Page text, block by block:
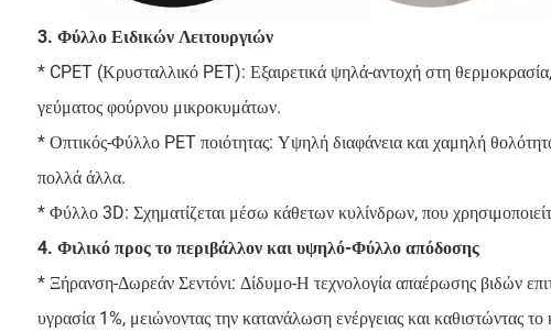
3. Φύλλο Ειδικών Λειτουργιών
* CPET (Κρυσταλλικό PET): Εξαιρετικά ψηλά-αντοχή στη
γεύματος φούρνου μικροκυμάτων.
* Οπτικός-Φύλλο PET ποιότητας: Υψηλή διαφάνεια και χαμηλή
πολλά άλλα.
* Φύλλο 3D: Σχηματίζεται μέσω κάθετων κυλίνδρων, που
4. Φιλικό προς το περιβάλλον και υψηλό-Φύλλο απόδοσης
* Ξήρανση-Δωρεάν Σεντόνι: Δίδυμο-Η τεχνολογία απαέρωσης βιδών
υγρασία 1%, μειώνοντας την κατανάλωση ενέργειας και καθιστώντας